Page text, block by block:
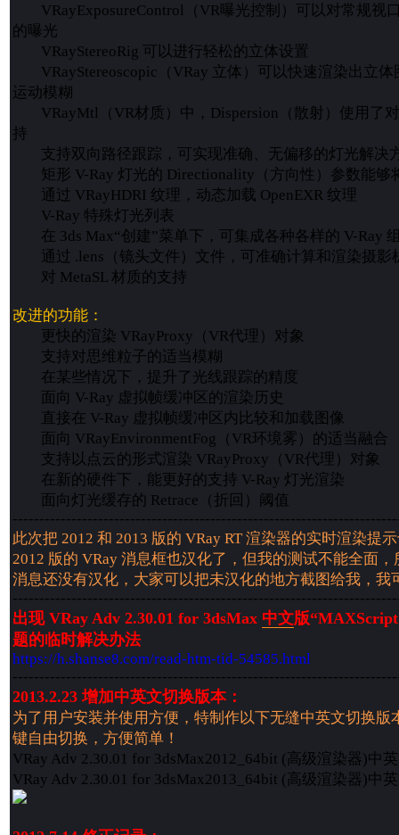
VRayExposureControl（VR曝光控制）可以对常规视
的曝光
VRayStereoRig 可以进行轻松的立体设置
VRayStereoscopic（VRay 立体）可以快速渲染出立体
运动模糊
VRayMtl（VR材质）中，Dispersion（散射）使用了
持
支持双向路径跟踪，可实现准确、无偏移的灯光解决
矩形 V-Ray 灯光的 Directionality（方向性）参数能够
通过 VRayHDRI 纹理，动态加载 OpenEXR 纹理
V-Ray 特殊灯光列表
在 3ds Max“创建”菜单下，可集成各种各样的 V-Ray
通过 .lens（镜头文件）文件，可准确计算和渲染摄影
对 MetaSL 材质的支持
改进的功能：
更快的渲染 VRayProxy（VR代理）对象
支持对思维粒子的适当模糊
在某些情况下，提升了光线跟踪的精度
面向 V-Ray 虚拟帧缓冲区的渲染历史
直接在 V-Ray 虚拟帧缓冲区内比较和加载图像
面向 VRayEnvironmentFog（VR环境雾）的适当融合
支持以点云的形式渲染 VRayProxy（VR代理）对象
在新的硬件下，能更好的支持 V-Ray 灯光渲染
面向灯光缓存的 Retrace（折回）阈值
此次把 2012 和 2013 版的 VRay RT 渲染器的实时渲染提
2012 版的 VRay 消息框也汉化了，但我的测试不能全面
消息还没有汉化，大家可以把未汉化的地方截图给我，我
出现 VRay Adv 2.30.01 for 3dsMax 中文版
题的临时解决办法
https://h.shanse8.com/read-htm-tid-54585.html
2013.2.23 增加中英文切换版本：
为了用户安装并使用方便，特制作以下无缝中英文切换版
键自由切换，方便简单！
VRay Adv 2.30.01 for 3dsMax2012_64bit (高级渲染器)中
VRay Adv 2.30.01 for 3dsMax2013_64bit (高级渲染器)中